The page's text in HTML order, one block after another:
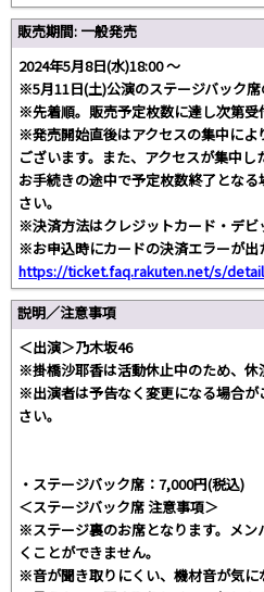
販売期間: 一般発売
2024年5月8日(水)18:00 〜
※5月11日(土)公演のステージバック席
※先着順。販売予定枚数に達し次第受
※発売開始直後はアクセスの集中によ
ございます。また、アクセスが集中し
お手続きの途中で予定枚数終了とな
さい。
※決済方法はクレジットカード・デビ
※お申込時にカードの決済エラーが出
https://ticket.faq.rakuten.net/s/
説明／注意事項
＜出演＞乃木坂46
※掛橋沙耶香は活動休止中のため、休
※出演者は予告なく変更になる場合が
さい。
・ステージバック席：7,000円(税込)
＜ステージバック席 注意事項＞
※ステージ裏のお席となります。メン
くことができません。
※音が聞き取りにくい、機材音が気に